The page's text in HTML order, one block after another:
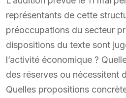
représentants de cette
préoccupations du secteur
dispositions du texte sont
l’activité économique ?
des réserves ou nécessitent
Quelles propositions